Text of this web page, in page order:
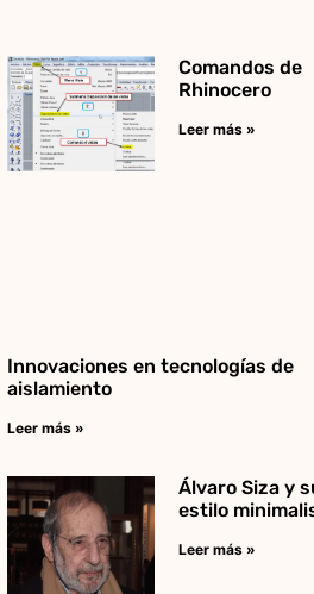
Comandos de
Rhinocero
Leer más »
Innovaciones en tecnologías de
aislamiento
Leer más »
Álvaro Siza y
estilo
Leer más »